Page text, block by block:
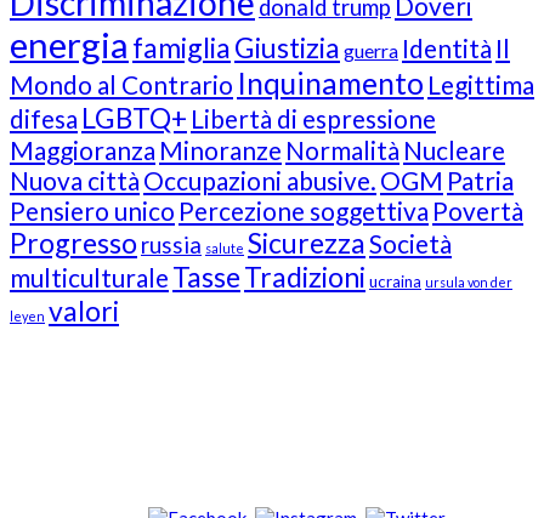
donald trump
energia famigliaGiustizia guerra Identità Il
Mondo al Contrario Inquinamento Legittima
difesa LGBTQ+ Libertà di espressione
Maggioranza Minoranze Normalità Nucleare
Nuova città Occupazioni abusive. OGM Patria
Pensiero unico Percezione soggettiva Povertà
Progresso russia salute SicurezzaSocietà
multiculturale TasseTradizioni ucraina ursula von der
leyen valori